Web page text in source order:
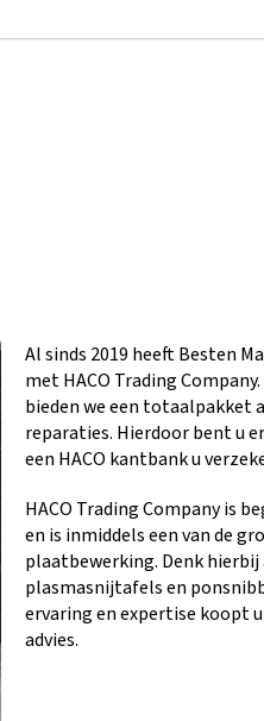
Al sinds 2019 heeft Besten
met HACO Trading
bieden we een totaalpakket
reparaties. Hierdoor bent u
een HACO kantbank u
HACO Trading Company is
en is inmiddels een van de
plaatbewerking. Denk
plasmasnijtafels en
ervaring en expertise koopt
advies.